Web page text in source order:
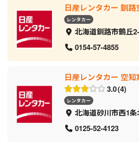
日産レンタカー 釧路
レンタカー
北海道釧路市鶴丘
0154-57-4855
日産レンタカー 空知
3.0 4
レンタカー
北海道砂川市西1条
0125-52-4123